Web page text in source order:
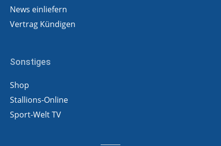
News einliefern
Vertrag Kündigen
Sonstiges
Shop
Stallions-Online
Sport-Welt TV